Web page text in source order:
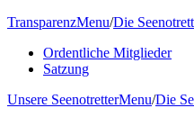
TransparenzMenu/Die
Ordentliche Mitglieder
Satzung
Unsere SeenotretterMenu/Die